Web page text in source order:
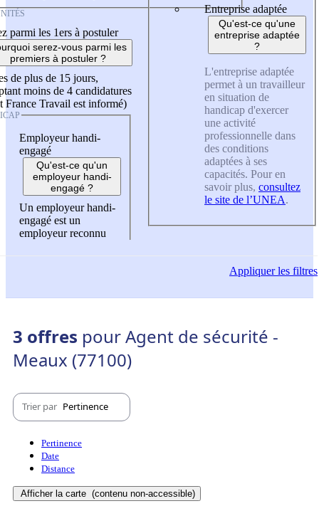
parmi les 1ers à postuler
serez-vous parmi les
premiers à postuler ?
de plus de 15 jours,
moins de 4 candidatures
France Travail est informé)
Employeur handi-
engagé
Qu'est-ce qu'un
employeur handi-
engagé ?
Un employeur handi-
engagé est un
employeur reconnu
Entreprise adaptée
Qu'est-ce qu'une
entreprise adaptée
?
L'entreprise adaptée
permet à un travailleur
en situation de
handicap d'exercer
une activité
professionnelle dans
des conditions
adaptées à ses
capacités. Pour en
savoir plus, consultez
le site de l’UNEA.
Appliquerles filtres
3 offres pour Agent de sécurité -
Meaux (77100)
Trier par Pertinence
Pertinence
Date
Distance
Afficher la carte (contenu non-accessible)